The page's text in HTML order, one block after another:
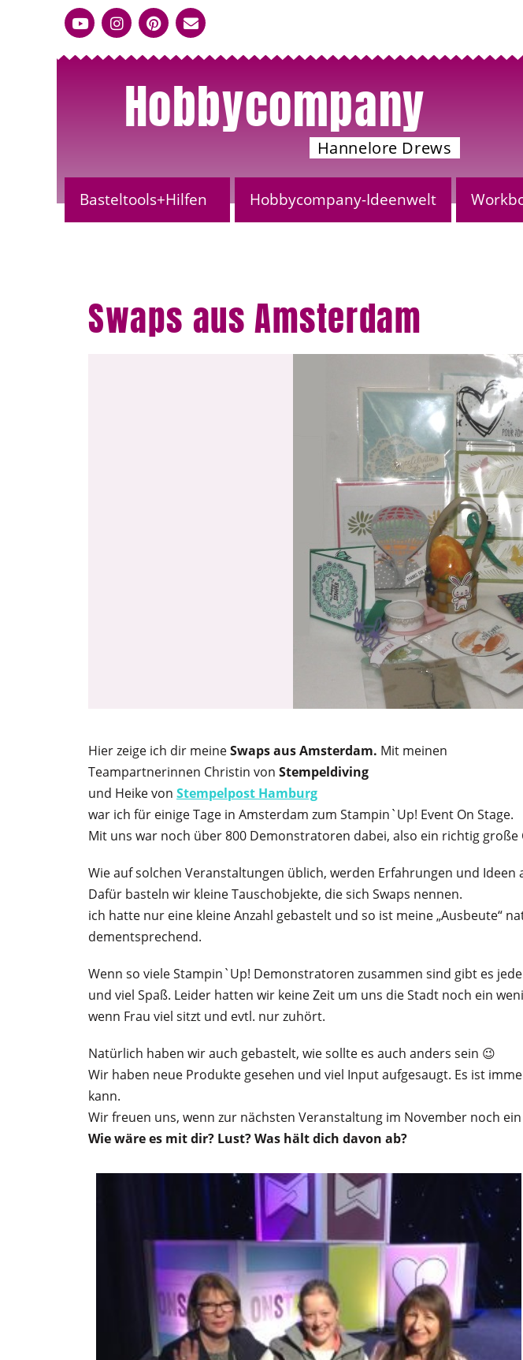
Hobbycompany
Hannelore Drews
Basteltools+Hilfen Hobbycompany-Ideenwelt
Swaps aus Amsterdam
Hier zeige ich dir meineSwaps aus Amsterdam. Mit meinen
Teampartnerinnen Christin von Stempeldiving
und Heike von Stempelpost Hamburg
war ich für einige Tage in Amsterdam zum Stampin`Up! Event On Stage.
Mit uns war noch über 800 Demonstratoren dabei, also ein richtig große
Wie auf solchen Veranstaltungen üblich, werden Erfahrungen und Ideen
Dafür basteln wir kleine Tauschobjekte, die sich Swaps nennen.
ich hatte nur eine kleine Anzahl gebastelt und so ist meine „Ausbeute“
dementsprechend.
Wenn so viele Stampin`Up! Demonstratoren zusammen sind gibt es
und viel Spaß. Leider hatten wir keine Zeit um uns die Stadt noch ein
wenn Frau viel sitzt und evtl. nur zuhört.
Natürlich haben wir auch gebastelt, wie sollte es auch anders sein 😉
Wir haben neue Produkte gesehen und viel Input aufgesaugt. Es ist
kann.
Wir freuen uns, wenn zur nächsten Veranstaltung im November noch
Wie wäre es mit dir? Lust? Was hält dich davon ab?